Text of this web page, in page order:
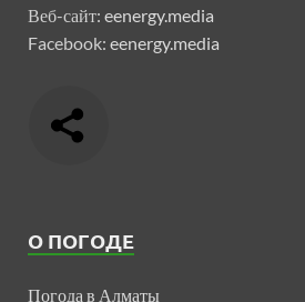
Веб-сайт: eenergy.media
Facebook: eenergy.media
О ПОГОДЕ
Погода в Алматы